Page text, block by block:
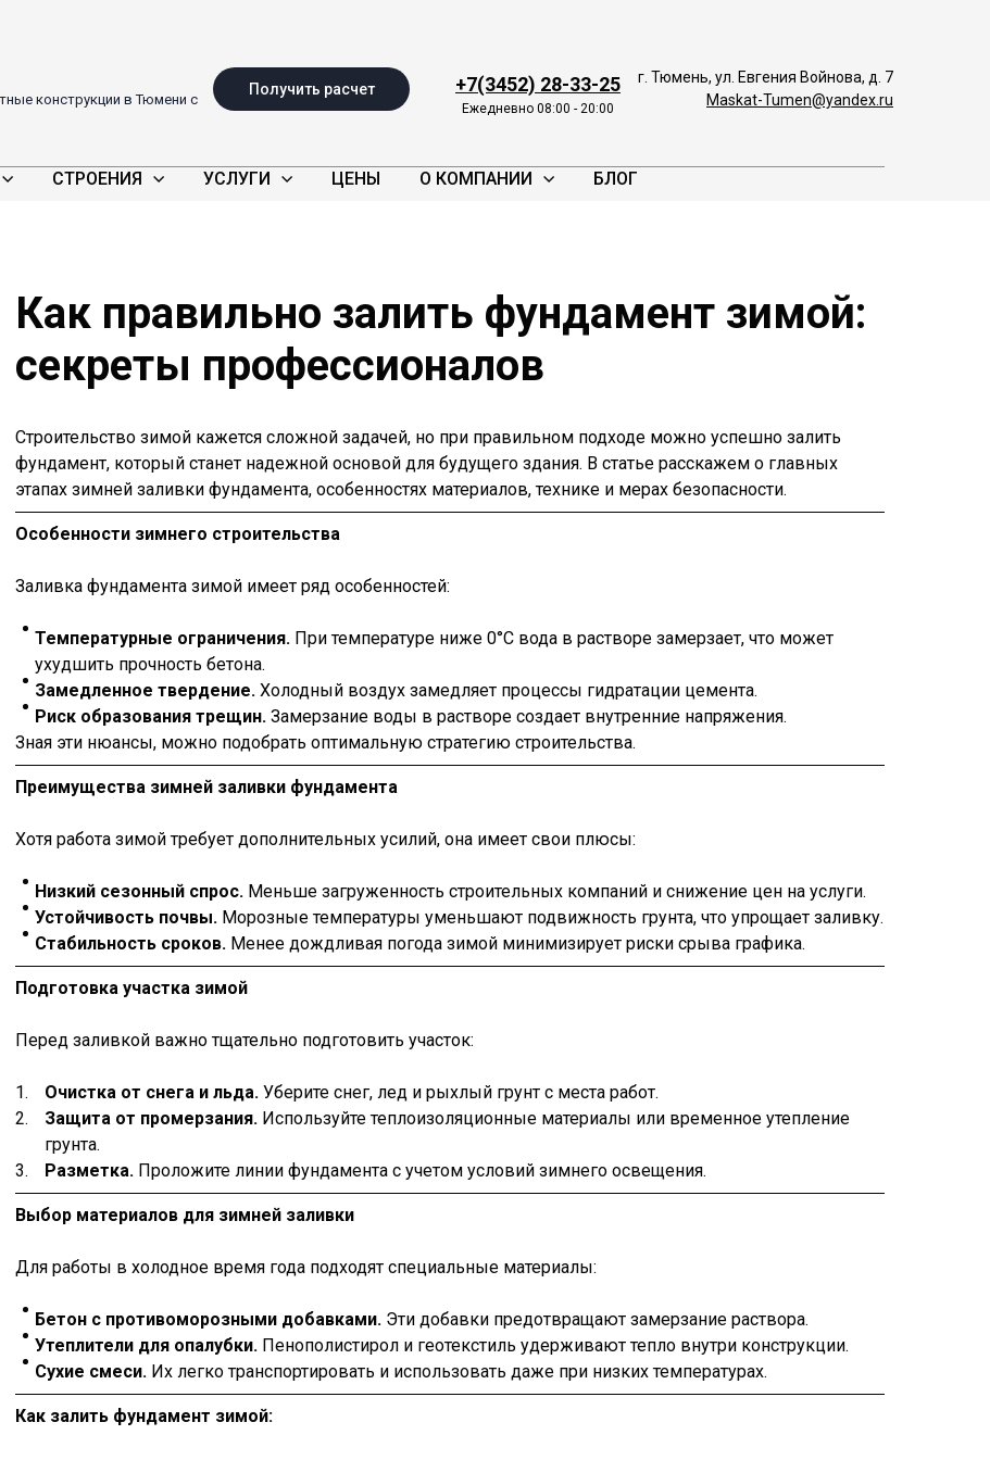
конструкции в Тюмени с
Получить расчет +7(3452) 28-33-25
Ежедневно 08:00 - 20:00
г. Тюмень, ул. Евгения Войнова, д. 7
Maskat-Tumen@yandex.ru
СТРОЕНИЯ УСЛУГИ ЦЕНЫ О КОМПАНИИ БЛОГ
Как правильно залить фундамент зимой:
секреты профессионалов
Строительство зимой кажется сложной задачей, но при правильном подходе можно успешно залить
фундамент, который станет надежной основой для будущего здания. В статье расскажем о главных
этапах зимней заливки фундамента, особенностях материалов, технике и мерах безопасности.
Особенности зимнего строительства
Заливка фундамента зимой имеет ряд особенностей:
Температурные ограничения. При температуре ниже 0°C вода в растворе замерзает, что может
ухудшить прочность бетона.
Замедленное твердение. Холодный воздух замедляет процессы гидратации цемента.
Риск образования трещин. Замерзание воды в растворе создает внутренние напряжения.
Зная эти нюансы, можно подобрать оптимальную стратегию строительства.
Преимущества зимней заливки фундамента
Хотя работа зимой требует дополнительных усилий, она имеет свои плюсы:
Низкий сезонный спрос. Меньше загруженность строительных компаний и снижение цен на услуги.
Устойчивость почвы. Морозные температуры уменьшают подвижность грунта, что упрощает заливку.
Стабильность сроков. Менее дождливая погода зимой минимизирует риски срыва графика.
Подготовка участка зимой
Перед заливкой важно тщательно подготовить участок:
Очистка от снега и льда. Уберите снег, лед и рыхлый грунт с места работ.
Защита от промерзания. Используйте теплоизоляционные материалы или временное утепление
грунта.
Разметка. Проложите линии фундамента с учетом условий зимнего освещения.
Выбор материалов для зимней заливки
Для работы в холодное время года подходят специальные материалы:
Бетон с противоморозными добавками. Эти добавки предотвращают замерзание раствора.
Утеплители для опалубки. Пенополистирол и геотекстиль удерживают тепло внутри конструкции.
Сухие смеси. Их легко транспортировать и использовать даже при низких температурах.
Как залить фундамент зимой: